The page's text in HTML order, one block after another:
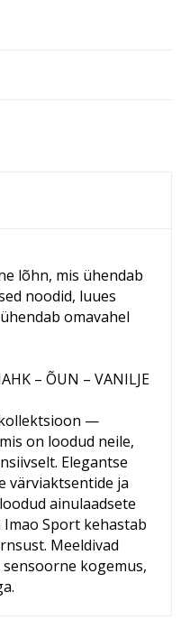
lõhn, mis ühendab
noodid, luues
omavahel
– ÕUN – VANILJE
—
on loodud neile,
Elegantse
värviaktsentide ja
ainulaadsete
Sport kehastab
Meeldivad
kogemus,